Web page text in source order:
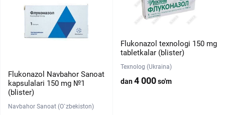
Flukonazol Navbahor Sanoat
kapsulalari 150 mg №1
(blister)
Navbahor Sanoat (O`zbekiston)
Flukonazol texnologi 150 mg
tabletkalar (blister)
Texnolog (Ukraina)
dan4 000so'm